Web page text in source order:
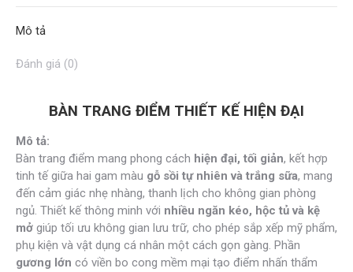
Mô tả
Đánh giá (0)
BÀN TRANG ĐIỂM THIẾT KẾ HIỆN ĐẠI
Mô tả:
Bàn trang điểm mang phong cách hiện đại, tối giản, kết hợp
tinh tế giữa hai gam màu gỗ sồi tự nhiên và trắng sữa, mang
đến cảm giác nhẹ nhàng, thanh lịch cho không gian phòng
ngủ. Thiết kế thông minh với nhiều ngăn kéo, hộc tủ và kệ
mở giúp tối ưu không gian lưu trữ, cho phép sắp xếp mỹ phẩm,
phụ kiện và vật dụng cá nhân một cách gọn gàng. Phần
gương lớn có viền bo cong mềm mại tạo điểm nhấn thẩm